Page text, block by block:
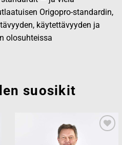
Origopro-standardin,
käytettävyyden ja
olosuhteissa
suosikit